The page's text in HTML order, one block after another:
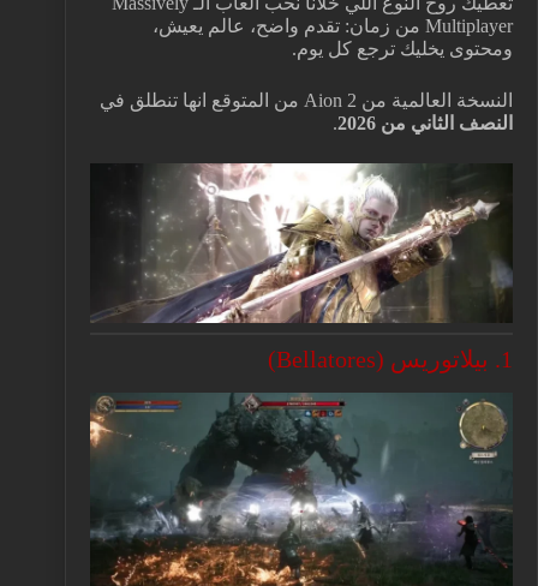
Multiplayer من زمان: تقدم واضح، عالم يعيش،
ومحتوى يخليك ترجع كل يوم.
النسخة العالمية من Aion 2 من المتوقع انها تنطلق في
النصف الثاني من 2026
.
1. بيلاتوريس (Bellatores)